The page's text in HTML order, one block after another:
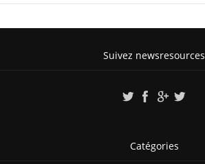
Suivez newsresources
Catégories